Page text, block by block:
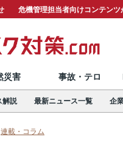
危機管理担当者向けコンテン
災害 事故・テロ
解説 最新ニュース一覧 企
連載・コラム